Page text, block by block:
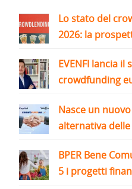
Lo stato del
2026: la
EVENFI lancia il
crowdfunding
Nasce un
alternativa delle
BPER Bene
5 i progetti